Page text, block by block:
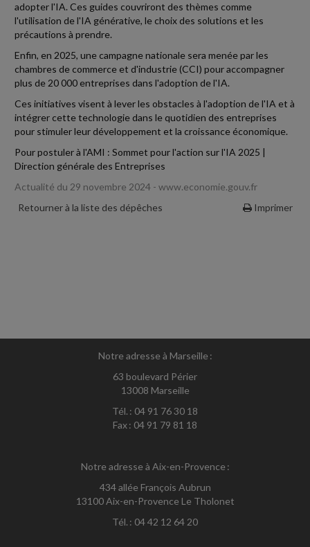
adopter l'IA. Ces guides couvriront des thèmes comme
l'utilisation de l'IA générative, le choix des solutions et les
précautions à prendre.
Enfin, en 2025, une campagne nationale sera menée par les
chambres de commerce et d'industrie (CCI) pour accompagner
plus de 20 000 entreprises dans l'adoption de l'IA.
Ces initiatives visent à lever les obstacles à l'adoption de l'IA et à
intégrer cette technologie dans le quotidien des entreprises
pour stimuler leur développement et la croissance économique.
Pour postuler à l'AMI : Sommet pour l'action sur l'IA 2025 |
Direction générale des Entreprises
Actualité du 29 novembre 2024 - www.economie.gouv.fr
Retourner à la liste des dépêches
Imprimer
Notre adresse à Marseille :
63 boulevard Périer
13008 Marseille
Tél. : 04 91 76 30 18
Fax : 04 91 79 81 18
Notre adresse à Aix-en-Provence :
434 allée François Aubrun
13100 Aix-en-Provence Le Tholonet
Tél. : 04 42 12 64 20